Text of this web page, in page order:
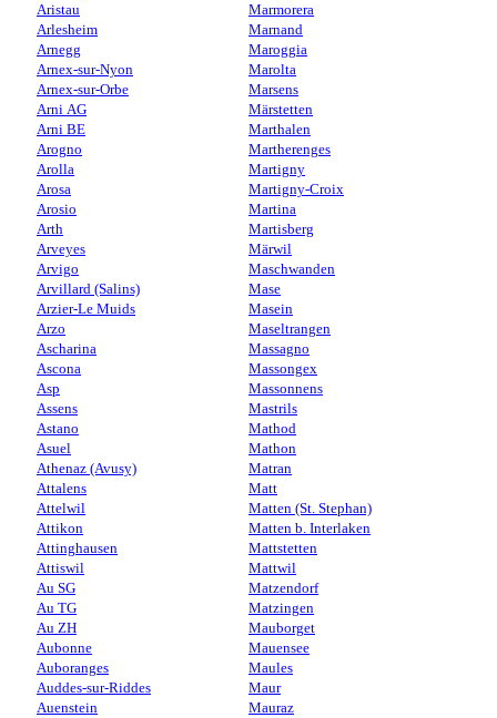
Aristau
Arlesheim
Arnegg
Arnex-sur-Nyon
Arnex-sur-Orbe
Arni AG
Arni BE
Arogno
Arolla
Arosa
Arosio
Arth
Arveyes
Arvigo
Arvillard (Salins)
Arzier-Le Muids
Arzo
Ascharina
Ascona
Asp
Assens
Astano
Asuel
Athenaz (Avusy)
Attalens
Attelwil
Attikon
Attinghausen
Attiswil
Au SG
Au TG
Au ZH
Aubonne
Auboranges
Auddes-sur-Riddes
Auenstein
Marmorera
Marnand
Maroggia
Marolta
Marsens
Märstetten
Marthalen
Martherenges
Martigny
Martigny-Croix
Martina
Martisberg
Märwil
Maschwanden
Mase
Masein
Maseltrangen
Massagno
Massongex
Massonnens
Mastrils
Mathod
Mathon
Matran
Matt
Matten (St. Stephan)
Matten b. Interlaken
Mattstetten
Mattwil
Matzendorf
Matzingen
Mauborget
Mauensee
Maules
Maur
Mauraz